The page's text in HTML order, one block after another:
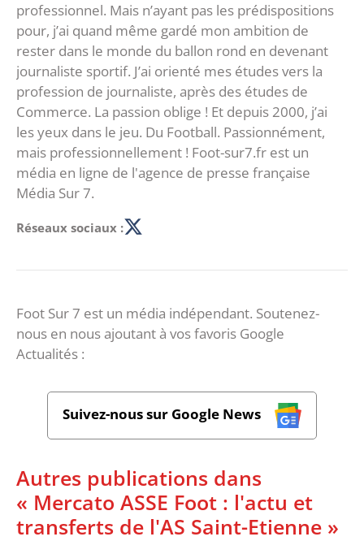
professionnel. Mais n’ayant pas les prédispositions
pour, j’ai quand même gardé mon ambition de
rester dans le monde du ballon rond en devenant
journaliste sportif. J’ai orienté mes études vers la
profession de journaliste, après des études de
Commerce. La passion oblige ! Et depuis 2000, j’ai
les yeux dans le jeu. Du Football. Passionnément,
mais professionnellement ! Foot-sur7.fr est un
média en ligne de l'agence de presse française
Média Sur 7.
Réseaux sociaux :
Foot Sur 7 est un média indépendant. Soutenez-
nous en nous ajoutant à vos favoris Google
Actualités :
Suivez-nous sur Google News
Autres publications dans
« Mercato ASSE Foot : l'actu et
transferts de l'AS Saint-Etienne »